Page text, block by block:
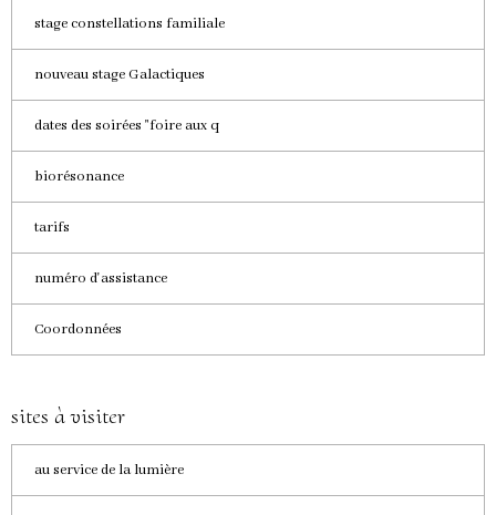
stage constellations familiale
nouveau stage Galactiques
dates des soirées "foire aux q
biorésonance
tarifs
numéro d'assistance
Coordonnées
sites à visiter
au service de la lumière